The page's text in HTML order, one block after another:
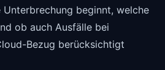
Unterbrechung beginnt, welche
ob auch Ausfälle bei
Bezug berücksichtigt